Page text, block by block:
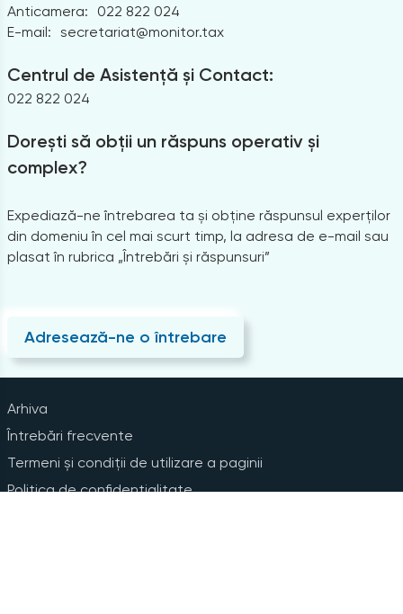
Anticamera:
022 822 024
E-mail: secretariat@monitor.tax
Centrul de Asistență și Contact:
022 822 024
Dorești să obții un răspuns operativ și
complex?
Expediază-ne întrebarea ta și obține răspunsul experților
din domeniu în cel mai scurt timp, la adresa de e-mail sau
plasat în rubrica „Întrebări și răspunsuri”
Adresează-ne o întrebare
Arhiva
Întrebări frecvente
Termeni și condiții de utilizare a paginii
Politica de confidențialitate